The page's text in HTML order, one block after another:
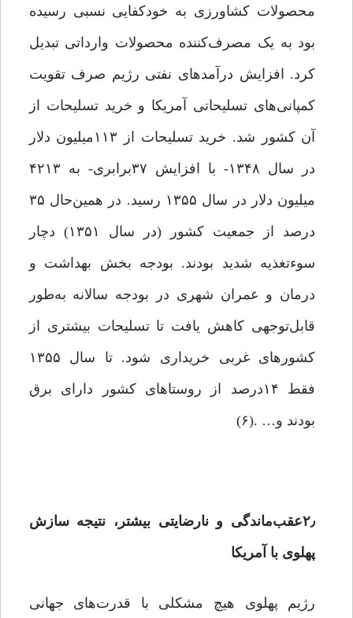
محصولات کشاورزی به خودکفایی نسبی رسیده
بود به یک مصرف‌کننده محصولات وارداتی تبدیل
کرد. افزایش درآمدهای نفتی رژیم صرف تقویت
کمپانی‌های تسلیحاتی آمریکا و خرید تسلیحات از
آن کشور شد. خرید تسلیحات از ۱۱۳میلیون دلار
در سال ۱۳۴۸- با افزایش ۳۷برابری- به ۴۲۱۳
میلیون دلار در سال ۱۳۵۵ رسید. در همین‌حال ۳۵
درصد از جمعیت کشور (در سال ۱۳۵۱) دچار
سوءتغذیه شدید بودند. بودجه بخش بهداشت و
درمان و عمران شهری در بودجه سالانه به‌طور
قابل‌توجهی کاهش یافت تا تسلیحات بیشتری از
کشورهای غربی خریداری شود. تا سال ۱۳۵۵
فقط ۱۴درصد از روستاهای کشور دارای برق
بودند و… .(۶)
۲٫عقب‌ماندگی و نارضایتی بیشتر، نتیجه سازش
پهلوی با آمریکا
رژیم پهلوی هیچ مشکلی با قدرت‌های جهانی